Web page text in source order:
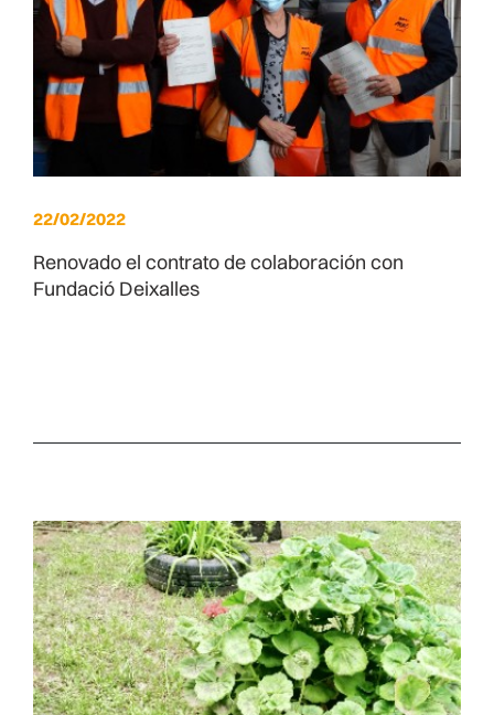
22/02/2022
Renovado el contrato de colaboración con
Fundació Deixalles